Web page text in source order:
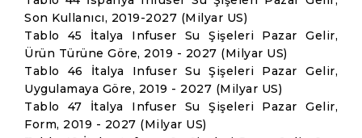
Son Kullanıcı, 2019-2027 (Milyar US)
Tablo 45 İtalya Infuser Su Şişeleri Pazar Gelir,
Ürün Türüne Göre, 2019 - 2027 (Milyar US)
Tablo 46 İtalya Infuser Su Şişeleri Pazar Gelir,
Uygulamaya Göre, 2019 - 2027 (Milyar US)
Tablo 47 İtalya Infuser Su Şişeleri Pazar Gelir,
Form, 2019 - 2027 (Milyar US)